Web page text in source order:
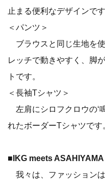
止まる便利なデザインです
＜パンツ＞
ブラウスと同じ生地を
レッチで動きやすく、脚
トです。
＜長袖Tシャツ＞
左肩にシロフクロウの‘
れたボーダーTシャツです
■IKG meets ASAHIYAMA
我々は、ファッション